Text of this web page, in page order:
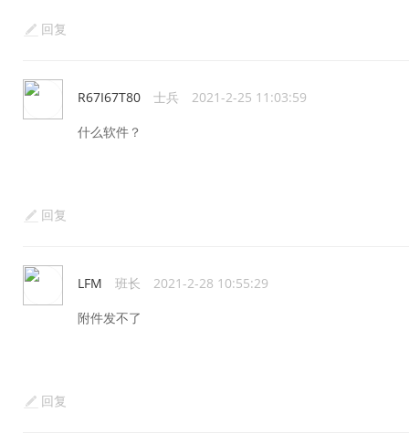
回复
R67I67T80 士兵 2021-2-25 11:03:59
什么软件？
回复
LFM 班长 2021-2-28 10:55:29
附件发不了
回复